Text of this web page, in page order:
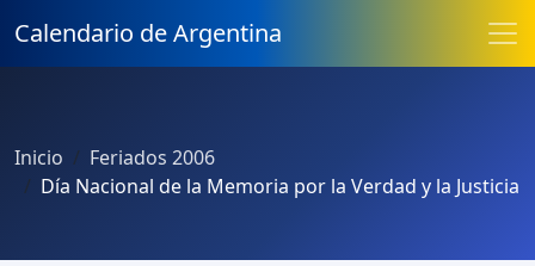
Calendario de Argentina
Inicio
Feriados 2006
Día Nacional de la Memoria por la Verdad y la Justicia